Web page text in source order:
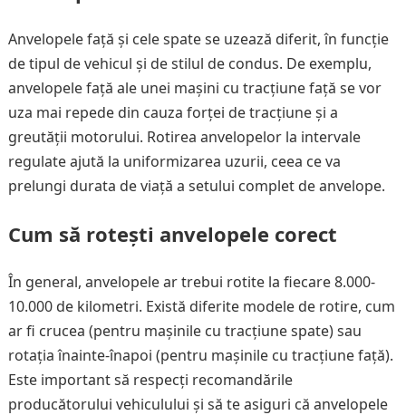
Anvelopele față și cele spate se uzează diferit, în funcție
de tipul de vehicul și de stilul de condus. De exemplu,
anvelopele față ale unei mașini cu tracțiune față se vor
uza mai repede din cauza forței de tracțiune și a
greutății motorului. Rotirea anvelopelor la intervale
regulate ajută la uniformizarea uzurii, ceea ce va
prelungi durata de viață a setului complet de anvelope.
Cum să rotești anvelopele corect
În general, anvelopele ar trebui rotite la fiecare 8.000-
10.000 de kilometri. Există diferite modele de rotire, cum
ar fi crucea (pentru mașinile cu tracțiune spate) sau
rotația înainte-înapoi (pentru mașinile cu tracțiune față).
Este important să respecți recomandările
producătorului vehiculului și să te asiguri că anvelopele